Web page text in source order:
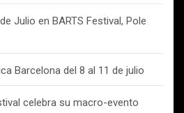
Julio en BARTS Festival, Pole
Barcelona del 8 al 11 de julio
celebra su macro-evento